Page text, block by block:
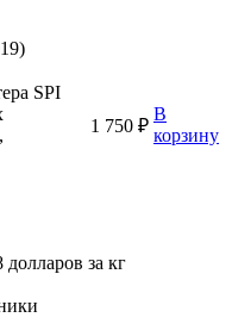
SPI
1 750 ₽
В
корзину
за кг